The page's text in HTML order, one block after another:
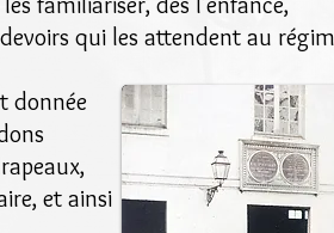
qui les attendent au
donnée
et ainsi